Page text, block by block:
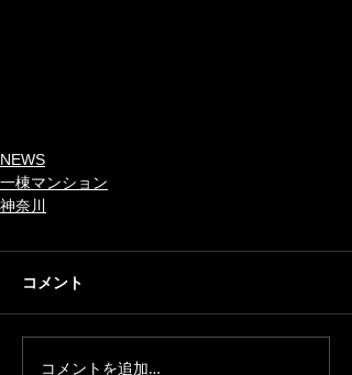
NEWS
一棟マンション
神奈川
コメント
コメントを追加…